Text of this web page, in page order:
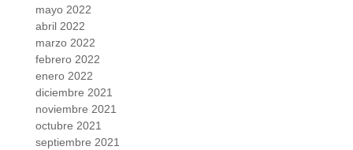
mayo 2022
abril 2022
marzo 2022
febrero 2022
enero 2022
diciembre 2021
noviembre 2021
octubre 2021
septiembre 2021